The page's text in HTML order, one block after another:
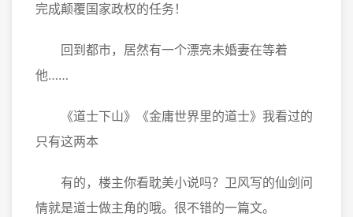
完成颠覆国家政权的任务！
回到都市，居然有一个漂亮未婚妻在等着
他……
《道士下山》《金庸世界里的道士》我看过的
只有这两本
有的，楼主你看耽美小说吗？卫风写的仙剑问
情就是道士做主角的哦。很不错的一篇文。